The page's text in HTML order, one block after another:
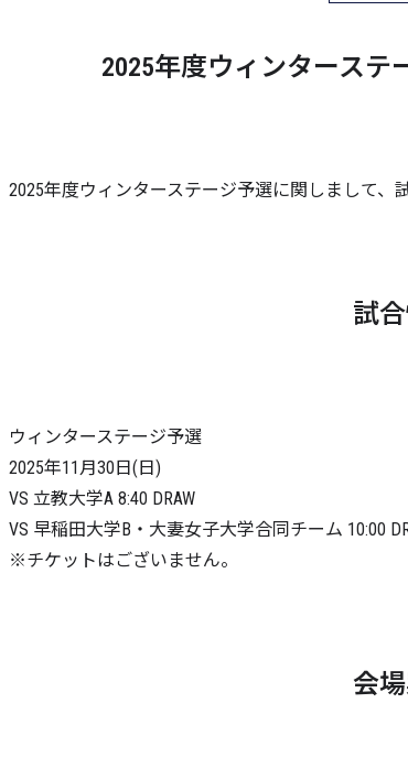
2025年度ウィンターステ
2025年度ウィンターステージ予選に関しまして、
試
ウィンターステージ予選
2025年11月30日(日)
VS 立教大学A 8:40 DRAW
VS 早稲田大学B・大妻女子大学合同チーム 10:00
※チケットはございません。
会